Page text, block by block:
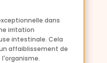
dans
irritation
intestinale. Cela
affaiblissement de